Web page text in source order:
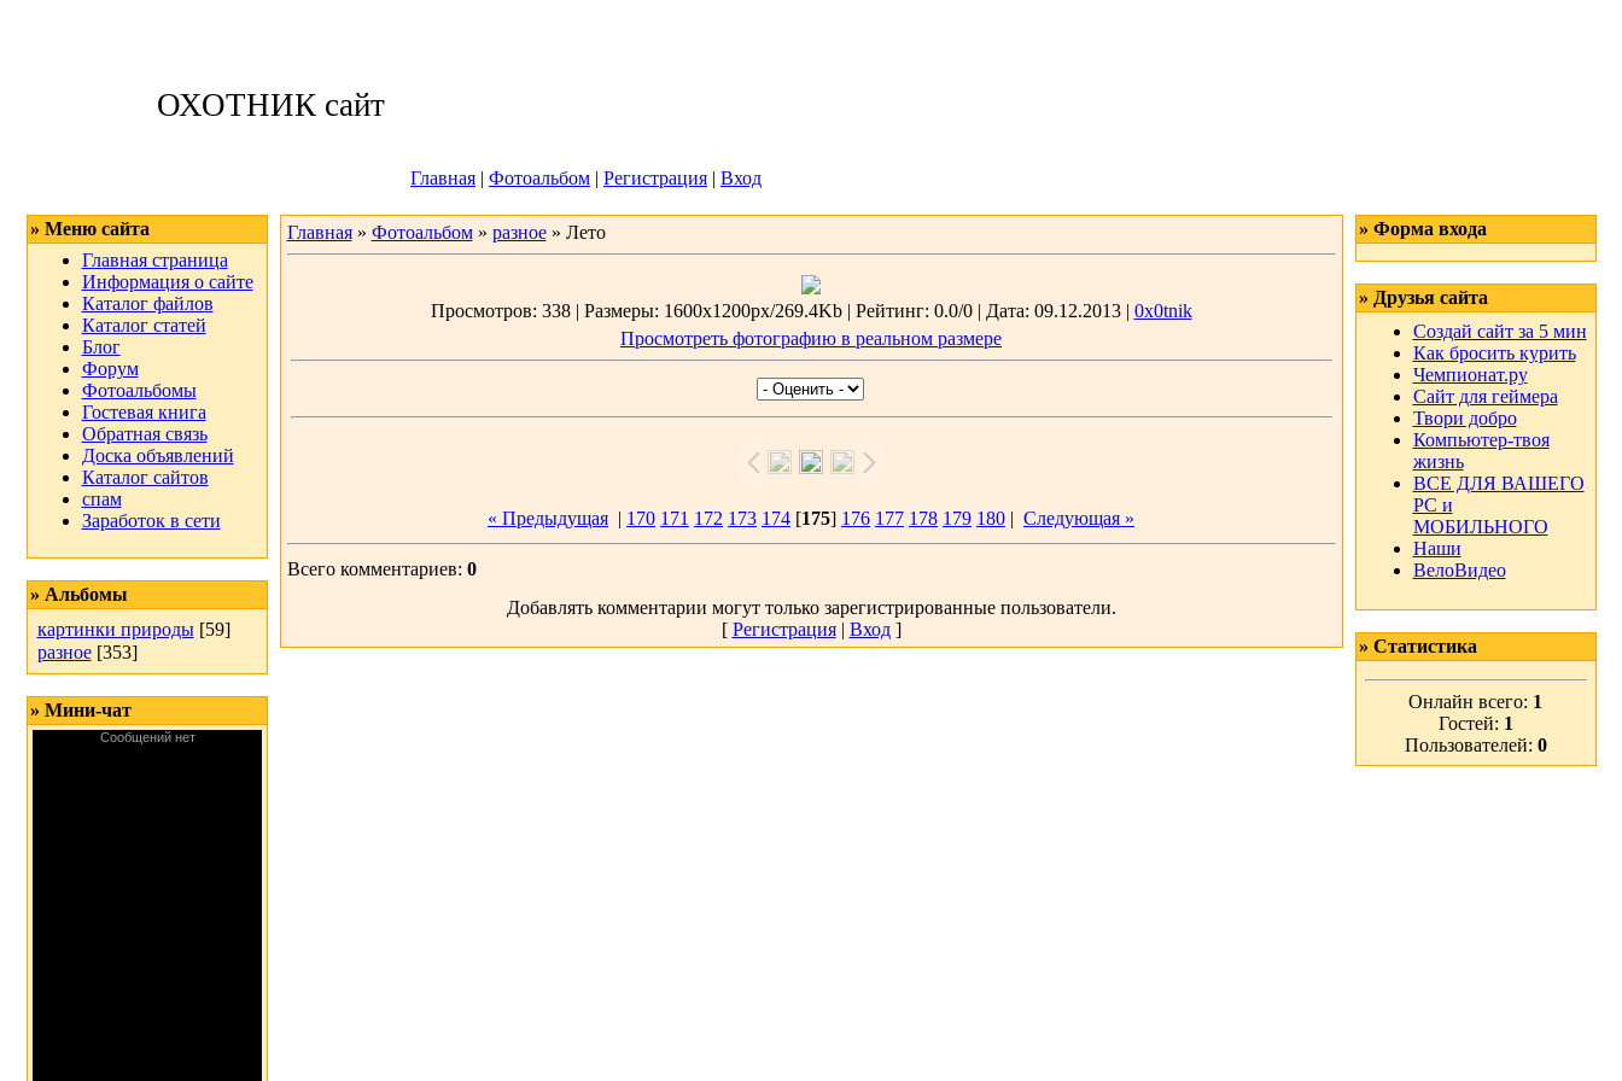
ОХОТНИК сайт
Главная | Фотоальбом | Регистрация | Вход
» Меню сайта
Главная страница
Информация о сайте
Каталог файлов
Каталог статей
Блог
Форум
Фотоальбомы
Гостевая книга
Обратная связь
Доска объявлений
Каталог сайтов
спам
Заработок в сети
» Альбомы
картинки природы [59]
разное [353]
» Мини-чат
Главная» Фотоальбом» разное» Лето
Просмотров: 338 | Размеры: 1600x1200px/269.4Kb | Рейтинг: 0.0/0 | Дата: 09.12.2013 | 0x0tnik
Просмотреть фотографию в реальном размере
« Предыдущая | 170 171 172 173 174 [175] 176 177 178 179 180 | Следующая »
Всего комментариев: 0
Добавлять комментарии могут только зарегистрированные пользователи.
[ Регистрация| Вход]
» Форма входа
» Друзья сайта
Создай сайт за 5 мин
Как бросить курить
Чемпионат.ру
Сайт для геймера
Твори добро
Компьютер-твоя
жизнь
ВСЕ ДЛЯ ВАШЕГО
РС и
МОБИЛЬНОГО
Наши
ВелоВидео
» Статистика
Онлайн всего: 1
Гостей: 1
Пользователей: 0